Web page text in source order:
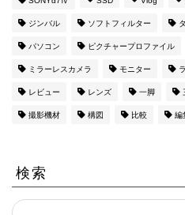
ジンバル ソフトフィルター
パソコン ピクチャープロファイル
ミラーレスカメラ モニター
レビュー レンズ 一脚
撮影機材 構図 比較 編
検索